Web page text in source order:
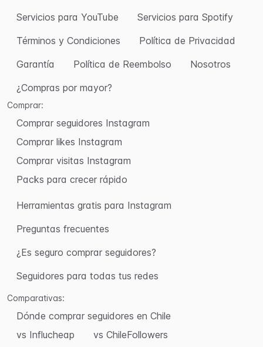
Servicios para YouTube
Servicios para Spotify
Términos y Condiciones
Política de Privacidad
Garantía
Política de Reembolso
Nosotros
¿Compras por mayor?
Comprar:
Comprar seguidores Instagram
Comprar likes Instagram
Comprar visitas Instagram
Packs para crecer rápido
Herramientas gratis para Instagram
Preguntas frecuentes
¿Es seguro comprar seguidores?
Seguidores para todas tus redes
Comparativas:
Dónde comprar seguidores en Chile
vs Influcheap
vs ChileFollowers